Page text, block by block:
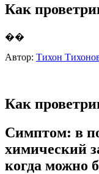
Как
��
Автор: Тихон
Как
Симптом: в
химический
когда можно